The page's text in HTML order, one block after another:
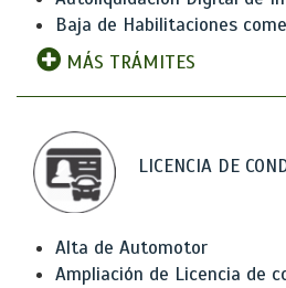
Baja de Habilitaciones
MÁS TRÁMITES
LICENCIA DE
Alta de Automotor
Ampliación de Licencia de